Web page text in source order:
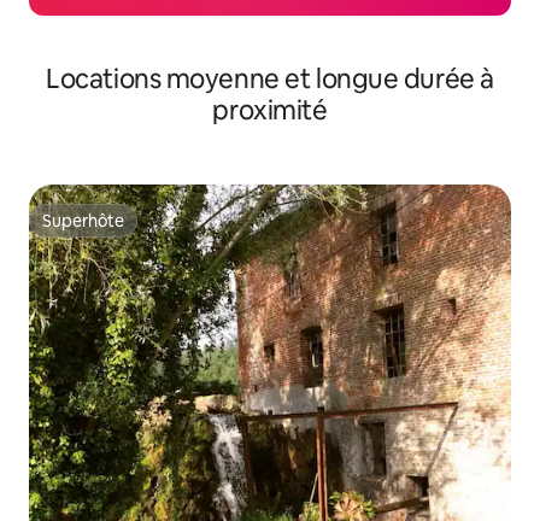
Locations moyenne et longue durée à
proximité
Superhôte
Superhôte